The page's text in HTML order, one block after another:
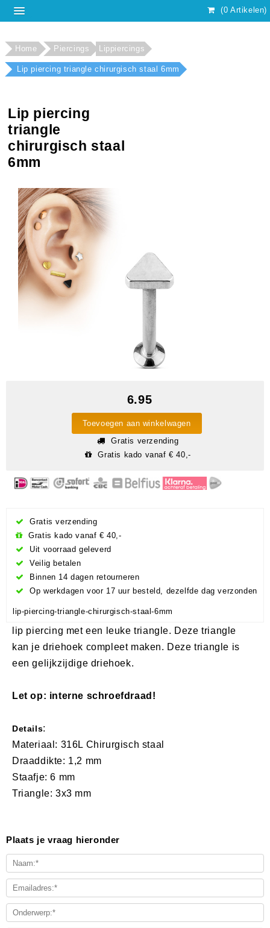
(0 Artikelen)
Home Piercings Lippiercings
Lip piercing triangle chirurgisch staal 6mm
Lip piercing
triangle
chirurgisch staal
6mm
6.95
Toevoegen aan winkelwagen
Gratis verzending
Gratis kado vanaf € 40,-
Gratis verzending
Gratis kado vanaf € 40,-
Uit voorraad geleverd
Veilig betalen
Binnen 14 dagen retourneren
Op werkdagen voor 17 uur besteld, dezelfde dag verzonden
lip-piercing-triangle-chirurgisch-staal-6mm
lip piercing met een leuke triangle. Deze triangle
kan je driehoek compleet maken. Deze triangle is
een gelijkzijdige driehoek.
​Let op: interne schroefdraad!
Details:
Materiaal: 316L Chirurgisch staal
Draaddikte: 1,2 mm
Staafje: 6 mm
Triangle: 3x3 mm
Plaats je vraag hieronder